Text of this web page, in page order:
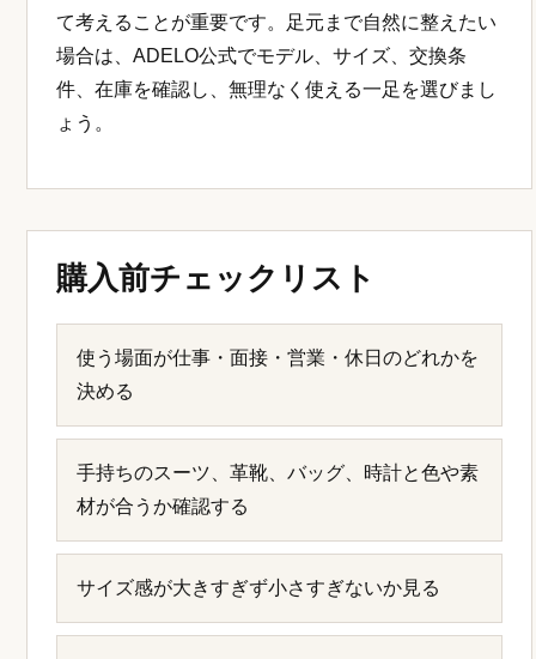
て考えることが重要です。足元まで自然に整えたい
場合は、ADELO公式でモデル、サイズ、交換条
件、在庫を確認し、無理なく使える一足を選びまし
ょう。
購入前チェックリスト
使う場面が仕事・面接・営業・休日のどれかを
決める
手持ちのスーツ、革靴、バッグ、時計と色や素
材が合うか確認する
サイズ感が大きすぎず小さすぎないか見る